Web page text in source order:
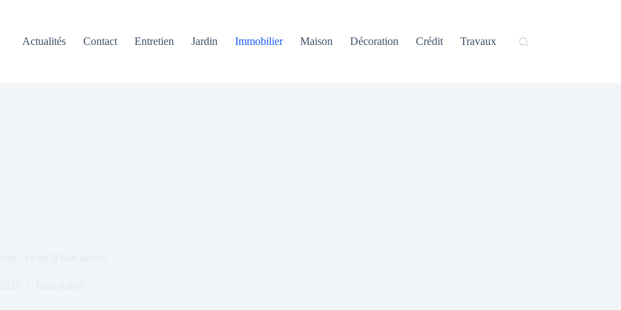
Actualités
Contact Entretien Jardin Immobilier Maison Décoration Crédit Travaux